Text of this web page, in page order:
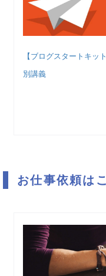
【ブログスタートキッ
別講義
お仕事依頼は